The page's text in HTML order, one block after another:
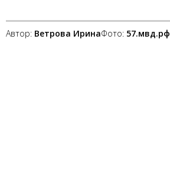
Автор: Ветрова ИринаФото: 57.мвд.рф